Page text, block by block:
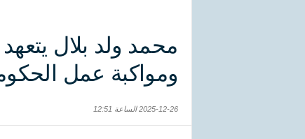
محمد ولد بلال
ومواكبة عمل
2025-12-26 الساعة 12:51